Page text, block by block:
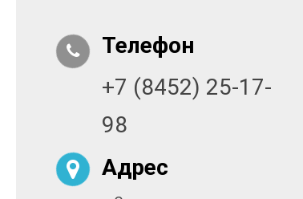
Телефон
+7 (8452) 25-17-
98
Адрес